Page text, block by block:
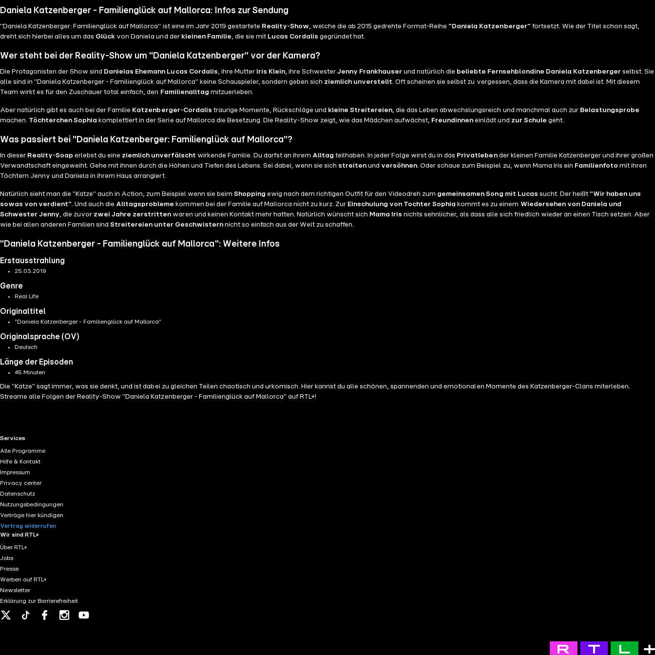
Daniela Katzenberger - Familienglück auf Mallorca: Infos zur Sendung
"Daniela Katzenberger: Familienglück auf Mallorca" ist eine im Jahr 2019 gestartete Reality-Show, welche die ab 2015 gedrehte Format-Reihe "Daniela Katzenberger" fortsetzt. Wie der Titel schon sagt,
dreht sich hierbei alles um das Glück von Daniela und der kleinen Familie, die sie mit Lucas Cordalis gegründet hat.
Wer steht bei der Reality-Show um "Daniela Katzenberger" vor der Kamera?
Die Protagonisten der Show sind Danielas Ehemann Lucas Cordalis, ihre Mutter Iris Klein, ihre Schwester Jenny Frankhauser und natürlich die beliebte Fernsehblondine Daniela Katzenbergerselbst. Sie
alle sind in "Daniela Katzenberger - Familienglück auf Mallorca" keine Schauspieler, sondern geben sich ziemlich unverstellt. Oft scheinen sie selbst zu vergessen, dass die Kamera mit dabei ist. Mit diesem
Team wirkt es für den Zuschauer total einfach, den Familienalltag mitzuerleben.
Aber natürlich gibt es auch bei der Familie Katzenberger-Cordalis traurige Momente, Rückschläge und kleine Streitereien, die das Leben abwechslungsreich und manchmal auch zur Belastungsprobe
machen. Töchterchen Sophia komplettiert in der Serie auf Mallorca die Besetzung. Die Reality-Show zeigt, wie das Mädchen aufwächst, Freundinnen einlädt und zur Schule geht.
Was passiert bei "Daniela Katzenberger: Familienglück auf Mallorca"?
In dieser Reality-Soap erlebst du eine ziemlich unverfälscht wirkende Familie. Du darfst an ihrem Alltag teilhaben. In jeder Folge wirst du in das Privatlebender kleinen Familie Katzenberger und ihrer großen
Verwandtschaft eingeweiht. Gehe mit ihnen durch die Höhen und Tiefen des Lebens. Sei dabei, wenn sie sich streiten und versöhnen. Oder schaue zum Beispiel zu, wenn Mama Iris ein Familienfoto mit ihren
Töchtern Jenny und Daniela in ihrem Haus arrangiert.
Natürlich sieht man die "Katze" auch in Action, zum Beispiel wenn sie beim Shopping ewig nach dem richtigen Outfit für den Videodreh zum gemeinsamen Song mit Lucas sucht. Der heißt "Wir haben uns
sowas von verdient". Und auch die Alltagsprobleme kommen bei der Familie auf Mallorca nicht zu kurz. Zur Einschulung von Tochter Sophia kommt es zu einem Wiedersehen von Daniela und
Schwester Jenny, die zuvor zwei Jahre zerstritten waren und keinen Kontakt mehr hatten. Natürlich wünscht sich Mama Iris nichts sehnlicher, als dass alle sich friedlich wieder an einen Tisch setzen. Aber
wie bei allen anderen Familien sindStreitereien unter Geschwisternnicht so einfach aus der Welt zu schaffen.
"Daniela Katzenberger - Familienglück auf Mallorca": Weitere Infos
Erstausstrahlung
25.03.2019
Genre
Real Life
Originaltitel
"Daniela Katzenberger - Familienglück auf Mallorca"
Originalsprache (OV)
Deutsch
Länge der Episoden
45 Minuten
Die "Katze" sagt immer, was sie denkt, und ist dabei zu gleichen Teilen chaotisch und urkomisch. Hier kannst du alle schönen, spannenden und emotionalen Momente des Katzenberger-Clans miterleben.
Streame alle Folgen der Reality-Show "Daniela Katzenberger - Familienglück auf Mallorca" auf RTL+!
RTL+ useful links.
Services
Alle Programme
Hilfe & Kontakt
Impressum
Privacy center
Datenschutz
Nutzungsbedingungen
Verträge hier kündigen
Vertrag widerrufen
Wir sind RTL+
Über RTL+
Jobs
Presse
Werben auf RTL+
Newsletter
Erklärung zur Barrierefreiheit
Tiktok FacebookInstagram